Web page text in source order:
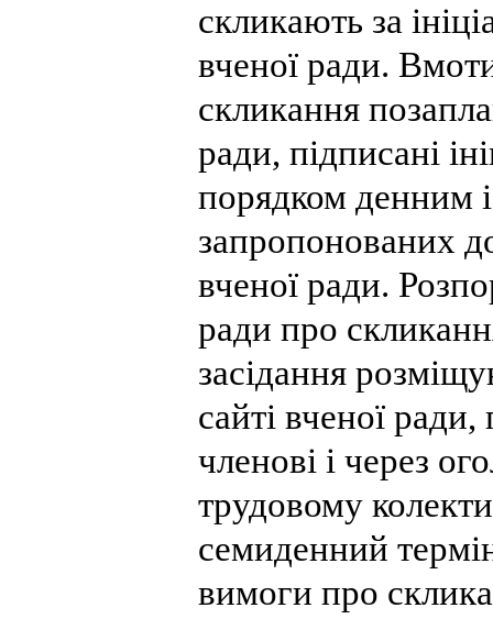
скликають за
вченої ради.
скликання
ради, підписані
порядком денним
запропонованих
вченої ради.
ради про
засідання
сайті вченої
членові і через
трудовому
семиденний
вимоги про